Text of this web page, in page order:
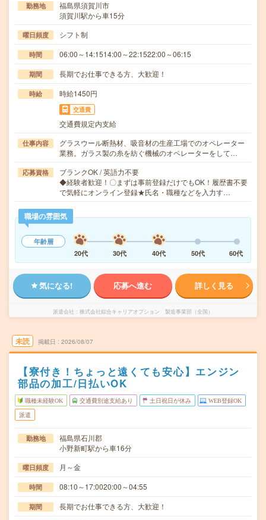
勤務地
福島県須賀川市
須賀川駅から車15分
曜日頻度 シフト制
時間 06:00～14:1514:00～22:1522:00～06:15
期間 長期でお仕事できる方、大歓迎！
時給 時給1450円
交通費
交通費規定内支給
仕事内容
グラスウール断熱材、吸音材の生産工場でのオペレーター
業務。ガラス製の糸を紡ぐ機械のオペレーターをして…
応募資格
ブランクOK / 英語力不要
◆経験者歓迎！〇まずは事前登録だけでもOK！履歴書不要
で気軽にオンライン登録★氏名・職種などを入力す…
職場の雰囲気
年齢層
20代
30代 40代 50代 60代
気になる! 応募へ進む 詳しく見る
派遣会社 株式会社綜合キャリアオプション 製造事業部（全国）
未読 掲載日 2026/08/07
【寮付き！ちょっと遠くても安心】エンジン
部品の加工/日払いOK
職種未経験OK 交通費別途支給あり 土日祝日が休み WEB登録OK
派遣
勤務地
福島県石川郡
小野新町駅から車16分
曜日頻度 月～金
時間 08:10～17:0020:00～04:55
期間 長期でお仕事できる方、大歓迎！